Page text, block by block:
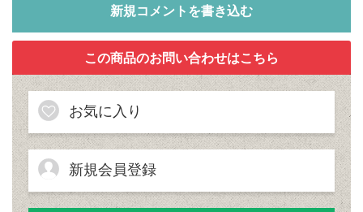
新規コメントを書き込む
お気に入り
新規会員登録